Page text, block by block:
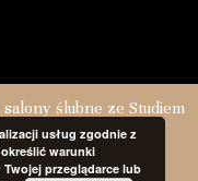
ślubne ze Studiem
usług zgodnie z
warunki
przeglądarce lub